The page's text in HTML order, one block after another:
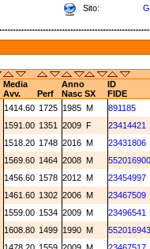
Sito:
Media Anno ID
Avv. Perf Nasc SX FIDE
1414.60 1725 1985 M 891185
1591.00 1351 2009 F 23414421
1518.20 1748 2016 M 23431806
1569.60 1464 2008 M 552016900
1456.60 1578 2012 M 23454997
1461.60 1302 2006 M 23467509
1559.00 1534 2009 M 23496541
1608.80 1499 1990 M 552016943